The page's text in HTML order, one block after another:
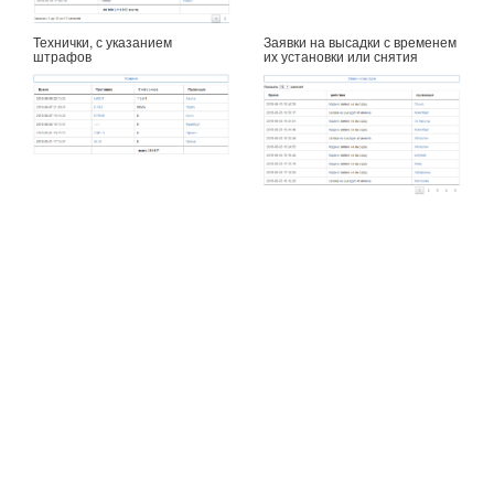
Технички, с указанием
штрафов
Заявки на высадки с временем
их установки или снятия